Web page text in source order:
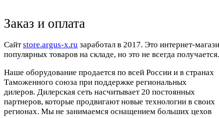
Заказ и оплата
Cайтstore.argus-x.ru заработал в 2017. Это интернет-
популярных товаров на складе, но это не всегда
Наше оборудование продается по всей России и в странах
Таможенного союза при поддержке региональных
дилеров. Дилерская сеть насчитывает 20 постоянных
партнеров, которые продвигают новые технологии в своих
регионах. Мы не занимаемся оснащением больших цехов